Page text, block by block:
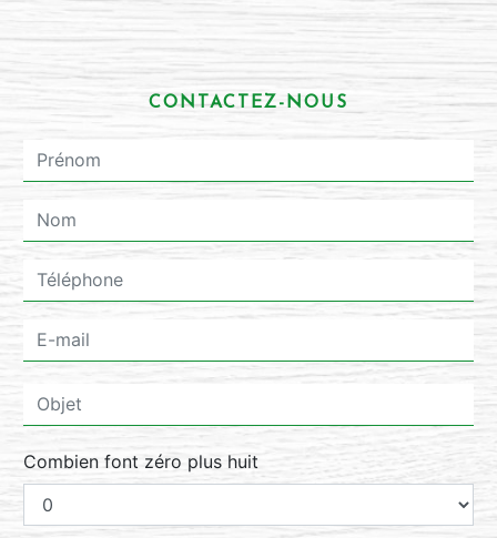
CONTACTEZ-NOUS
Combien font zéro plus huit